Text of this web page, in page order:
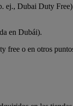
ej., Dubai Duty
en Dubái).
free o en otros